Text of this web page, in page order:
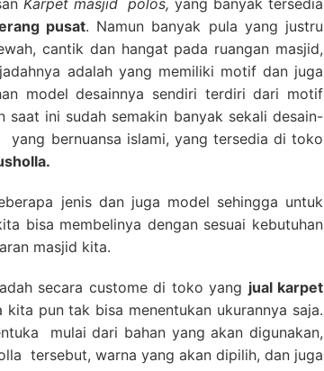
pusat. Namun banyak pula yang justru
cantik dan hangat pada ruangan masjid,
adalah yang memiliki motif dan juga
model desainnya sendiri terdiri dari motif
saat ini sudah semakin banyak sekali desain-
yang bernuansa islami, yang tersedia di toko
jenis dan juga model sehingga untuk
bisa membelinya dengan sesuai kebutuhan
masjid kita.
secara custome di toko yang jual karpet
kita pun tak bisa menentukan ukurannya saja.
mulai dari bahan yang akan digunakan,
tersebut, warna yang akan dipilih, dan juga